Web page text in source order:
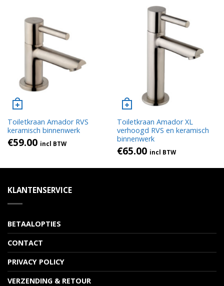
Toiletkraan Amador RVS
keramisch binnenwerk
€59.00 incl BTW
Toiletkraan Amador XL
verhoogd RVS en keramisch
binnenwerk
€65.00 incl BTW
KLANTENSERVICE
BETAALOPTIES
CONTACT
PRIVACY POLICY
VERZENDING & RETOUR